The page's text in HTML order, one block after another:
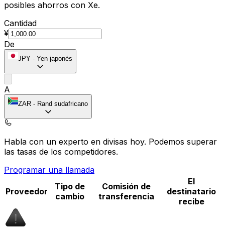
posibles ahorros con Xe.
Cantidad
¥
De
JPY - Yen japonés
A
ZAR - Rand sudafricano
Habla con un experto en divisas hoy. Podemos superar
las tasas de los competidores.
Programar una llamada
Proveedor
Tipo de
cambio
Comisión de
transferencia
El
destinatario
recibe